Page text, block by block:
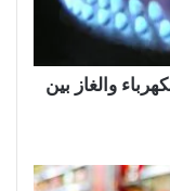
والغاز بين